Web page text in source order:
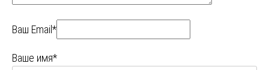
Ваш Email*
Ваше имя*